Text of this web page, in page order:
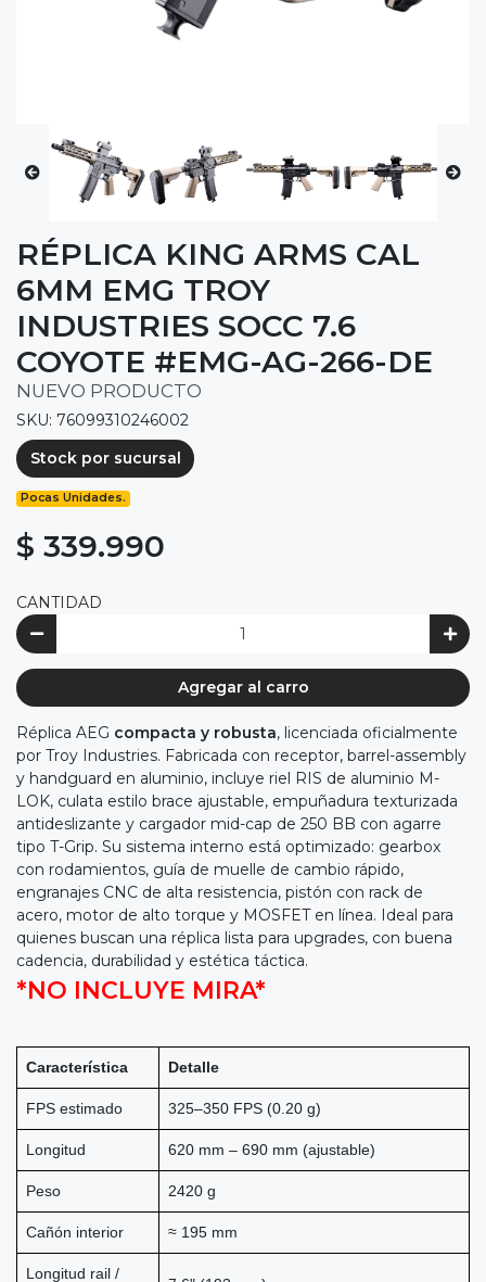
RÉPLICA KING ARMS CAL
6MM EMG TROY
INDUSTRIES SOCC 7.6
COYOTE #EMG-AG-266-DE
NUEVO PRODUCTO
SKU: 76099310246002
Stock por sucursal
Pocas Unidades.
$ 339.990
CANTIDAD
Agregar al carro
Réplica AEG compacta y robusta, licenciada oficialmente
por Troy Industries. Fabricada con receptor, barrel-assembly
y handguard en aluminio, incluye riel RIS de aluminio M-
LOK, culata estilo brace ajustable, empuñadura texturizada
antideslizante y cargador mid-cap de 250 BB con agarre
tipo T-Grip. Su sistema interno está optimizado: gearbox
con rodamientos, guía de muelle de cambio rápido,
engranajes CNC de alta resistencia, pistón con rack de
acero, motor de alto torque y MOSFET en línea. Ideal para
quienes buscan una réplica lista para upgrades, con buena
cadencia, durabilidad y estética táctica.
*NO INCLUYE MIRA*
Característica Detalle
FPS estimado 325–350 FPS (0.20 g)
Longitud 620 mm – 690 mm (ajustable)
Peso 2420 g
Cañón interior ≈ 195 mm
Longitud rail /